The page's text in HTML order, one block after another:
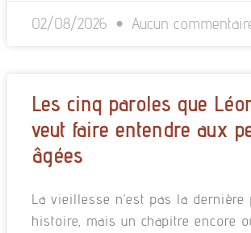
02/08/2026 Aucun
Les cinq paroles que
veut faire entendre aux
âgées
La vieillesse n’est pas la dernière
histoire, mais un chapitre encore